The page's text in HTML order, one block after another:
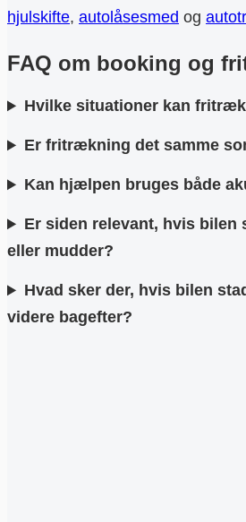
hjulskifte, autolåsesmed og
FAQ om booking og
Hvilke situationer kan
Er fritrækning det samme
Kan hjælpen bruges både
Er siden relevant, hvis bilen
eller mudder?
Hvad sker der, hvis bilen
videre bagefter?